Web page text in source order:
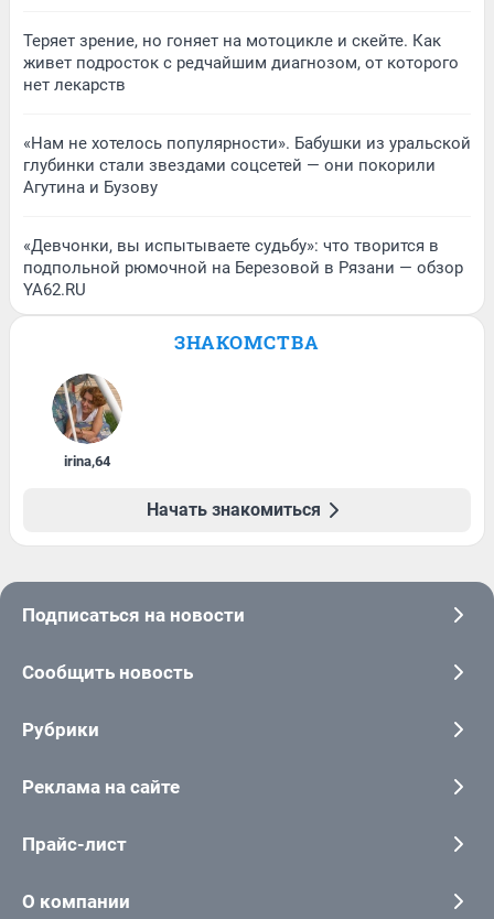
Теряет зрение, но гоняет на мотоцикле и скейте. Как
живет подросток с редчайшим диагнозом, от которого
нет лекарств
«Нам не хотелось популярности». Бабушки из уральской
глубинки стали звездами соцсетей — они покорили
Агутина и Бузову
«Девчонки, вы испытываете судьбу»: что творится в
подпольной рюмочной на Березовой в Рязани — обзор
YA62.RU
ЗНАКОМСТВА
irina,64
Начать знакомиться
Подписаться на новости
Сообщить новость
Рубрики
Реклама на сайте
Прайс-лист
О компании